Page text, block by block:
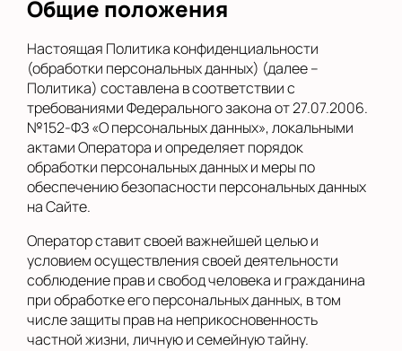
Общие положения
Настоящая Политика конфиденциальности
(обработки персональных данных) (далее –
Политика) составлена в соответствии с
требованиями Федерального закона от 27.07.2006.
№152-ФЗ «О персональных данных», локальными
актами Оператора и определяет порядок
обработки персональных данных и меры по
обеспечению безопасности персональных данных
на Сайте.
Оператор ставит своей важнейшей целью и
условием осуществления своей деятельности
соблюдение прав и свобод человека и гражданина
при обработке его персональных данных, в том
числе защиты прав на неприкосновенность
частной жизни, личную и семейную тайну.